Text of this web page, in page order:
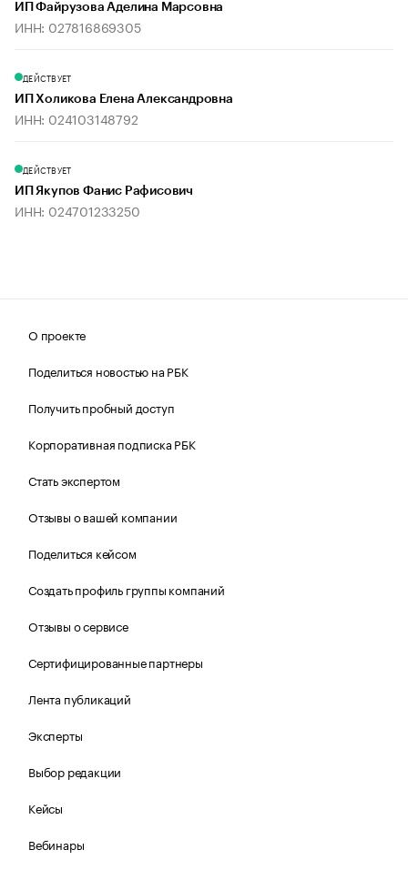
ИП Файрузова Аделина Марсовна
ИНН: 027816869305
ДЕЙСТВУЕТ
ИП Холикова Елена Александровна
ИНН: 024103148792
ДЕЙСТВУЕТ
ИП Якупов Фанис Рафисович
ИНН: 024701233250
О проекте
Поделиться новостью на РБК
Получить пробный доступ
Корпоративная подписка РБК
Стать экспертом
Отзывы о вашей компании
Поделиться кейсом
Создать профиль группы компаний
Отзывы о сервисе
Сертифицированные партнеры
Лента публикаций
Эксперты
Выбор редакции
Кейсы
Вебинары